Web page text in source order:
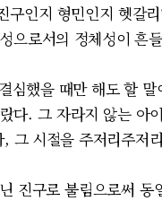
구인지 형민인지 헷갈
으로서의 정체성이 흔
했을 때만 해도 할 말
다. 그 자라지 않는 아
그 시절을 주저리주저
진구로 불림으로써 동